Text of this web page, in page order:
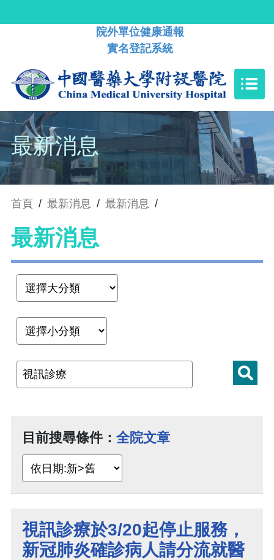
院外單位健康通報
實名登記系統
最新消息
首頁 / 最新消息 / 最新消息 /
最新消息
目前搜尋條件： 全院文章
視訊診療於3/20起停止服務，
新冠肺炎確診病人請分流就醫